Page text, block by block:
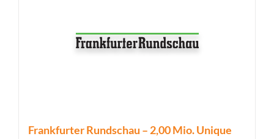
Frankfurter Rundschau – 2,00 Mio. Unique